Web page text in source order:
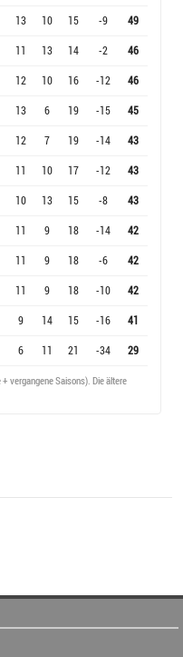
13 10 15 -9
49
11 13 14 -2
46
12 10 16 -12
46
13 6 19 -15
45
12 7 19 -14
43
11 10 17 -12
43
10 13 15 -8
43
11 9 18 -14
42
11 9 18 -6
42
11 9 18 -10
42
9 14 15 -16
41
6 11 21 -34 29
vergangene Saisons). Die ältere